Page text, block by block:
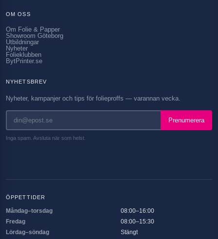
OM OSS
Om Folie & Papper
Showroom Göteborg
Utbildningar
Nyheter
Folieklubben
BytPrinter.se
NYHETSBREV
Nyheter, kampanjer och tips för folieproffs — varannan vecka.
Prenumerera
Inga spam. Avsluta när som helst.
ÖPPETTIDER
Måndag–torsdag
08:00–16:00
Fredag
08:00–15:30
Lördag–söndag
Stängt